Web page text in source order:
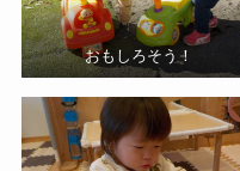
おもしろそう！